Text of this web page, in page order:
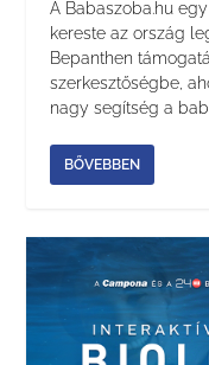
A Babaszoba.hu
kereste az ország
Bepanthen
szerkesztőségbe,
nagy segítség a
BŐVEBBEN